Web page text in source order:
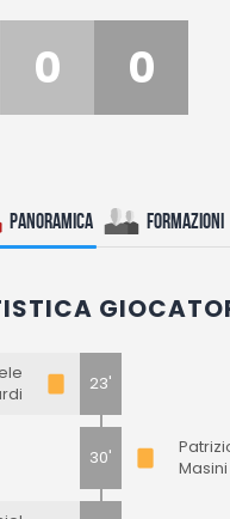
0 0
Panoramica Formazioni
23'
30'
Masini